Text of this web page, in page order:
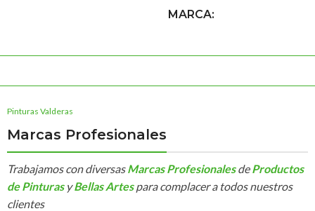
MARCA
Pinturas Valderas
Marcas Profesionales
Trabajamos con diversasMarcas Profesionales deProductos
de Pinturas yBellas Artespara complacer a todos nuestros
clientes